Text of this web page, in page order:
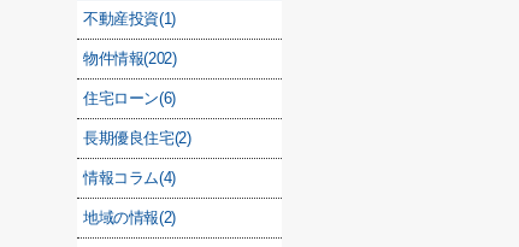
不動産投資(1)
物件情報(202)
住宅ローン(6)
長期優良住宅(2)
情報コラム(4)
地域の情報(2)